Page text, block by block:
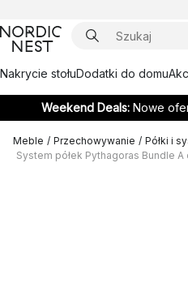
Nakrycie stołuDodatki do domu
Weekend Deals: Nowe
Meble / Przechowywanie / Półki i
System półek Pythagoras Bundle